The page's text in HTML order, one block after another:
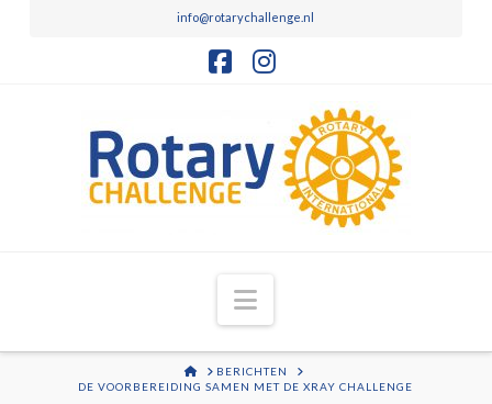
info@rotarychallenge.nl
Navigation
HOMEBERICHTEN
DE VOORBEREIDING SAMEN MET DE XRAY CHALLENGE